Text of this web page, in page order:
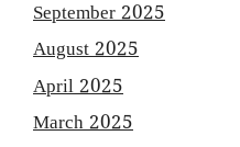
September 2025
August 2025
April 2025
March 2025